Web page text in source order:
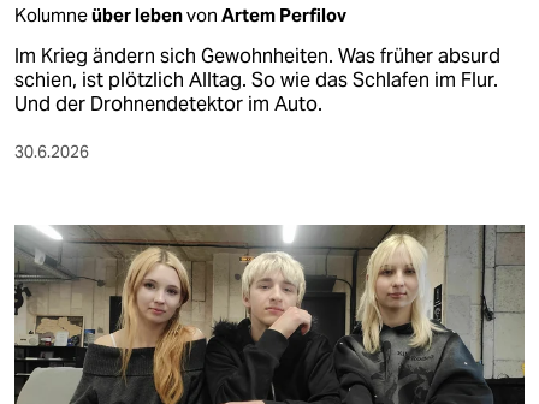
Kolumneüber lebenvon Artem Perfilov
Im Krieg ändern sich Gewohnheiten. Was früher absurd
schien, ist plötzlich Alltag. So wie das Schlafen im Flur.
Und der Drohnendetektor im Auto.
30.6.2026